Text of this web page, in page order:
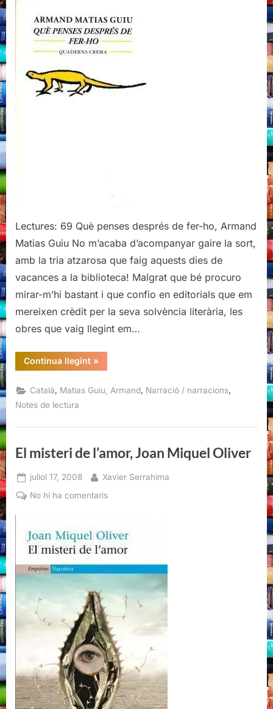
després
de
Matias
Lectures: 69 Què penses després de fer-ho, Armand
Matias Guiu No m’acaba d’acompanyar gaire la sort,
amb la tria atzarosa que faig aquests dies de
vacances a la biblioteca! Malgrat que bé procuro
mirar-m’hi bastant i que confio en editorials que em
mereixen crèdit per la seva solvència literària, les
obres que vaig llegint em…
Continua llegint“Què
penses
de
fer-
Guiu”
»
Català, Matias Guiu, Armand, Narració / narracions,
Notes de lectura
El misteri de l’amor, Joan Miquel Oliver
Posted
on
juliol 17, 2008 By
Xavier Serrahima
No hi ha comentarisa
de
l’amor,
Joan
Miquel
Oliver